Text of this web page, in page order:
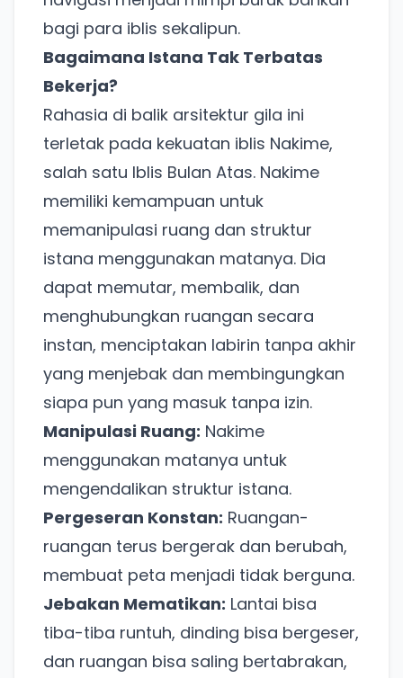
bagi para iblis sekalipun.
Bagaimana Istana Tak Terbatas
Bekerja?
Rahasia di balik arsitektur gila ini
terletak pada kekuatan iblis Nakime,
salah satu Iblis Bulan Atas. Nakime
memiliki kemampuan untuk
memanipulasi ruang dan struktur
istana menggunakan matanya. Dia
dapat memutar, membalik, dan
menghubungkan ruangan secara
instan, menciptakan labirin tanpa akhir
yang menjebak dan membingungkan
siapa pun yang masuk tanpa izin.
Manipulasi Ruang: Nakime
menggunakan matanya untuk
mengendalikan struktur istana.
Pergeseran Konstan: Ruangan-
ruangan terus bergerak dan berubah,
membuat peta menjadi tidak berguna.
Jebakan Mematikan: Lantai bisa
tiba-tiba runtuh, dinding bisa bergeser,
dan ruangan bisa saling bertabrakan,